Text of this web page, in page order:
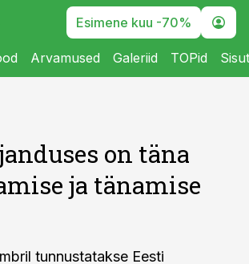
Esimene kuu -70%
Arvamused Galeriid TOPid
on täna
ja tänamise
tunnustatakse Eesti